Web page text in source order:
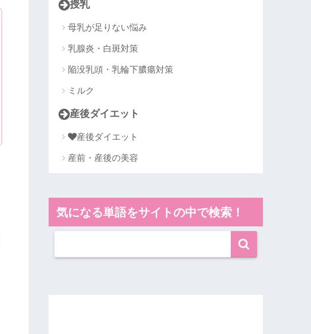
授乳
母乳が足りない悩み
乳腺炎・白斑対策
陥没乳頭・乳輪下膿瘍対策
ミルク
産後ダイエット
産後ダイエット
産前・産後の美容
気になる単語をサイトの中で検索！